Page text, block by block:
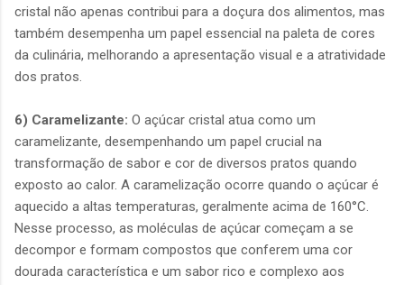
cristal não apenas contribui para a doçura dos alimentos, mas
também desempenha um papel essencial na paleta de cores
da culinária, melhorando a apresentação visual e a atratividade
dos pratos.
6) Caramelizante: O açúcar cristal atua como um
caramelizante, desempenhando um papel crucial na
transformação de sabor e cor de diversos pratos quando
exposto ao calor. A caramelização ocorre quando o açúcar é
aquecido a altas temperaturas, geralmente acima de 160°C.
Nesse processo, as moléculas de açúcar começam a se
decompor e formam compostos que conferem uma cor
dourada característica e um sabor rico e complexo aos